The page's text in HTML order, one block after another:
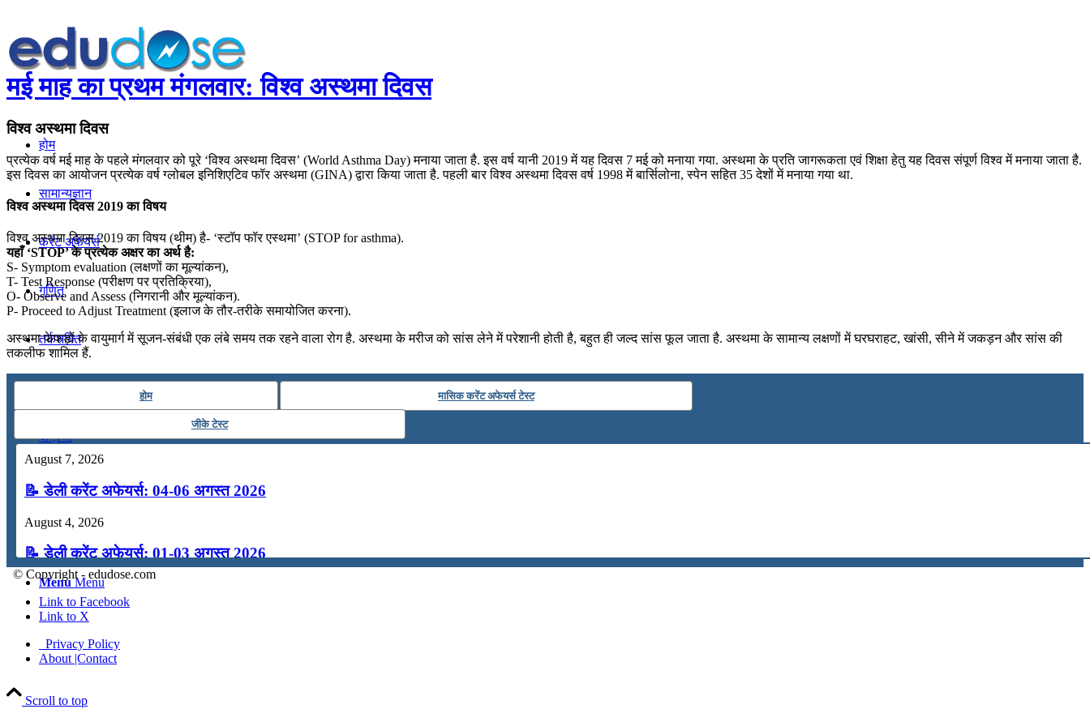
होम
सामान्यज्ञान
करेंट अफेयर्स
गणित
तर्कशक्ति
अंग्रेजी
मॉक टेस्ट
टुडेज जीके
Menu Menu
मई माह का प्रथम मंगलवार: विश्‍व अस्थमा दिवस
विश्‍व अस्थमा दिवस
प्रत्येक वर्ष मई माह के पहले मंगलवार को पूरे ‘विश्‍व अस्थमा दिवस’ (World Asthma Day) मनाया जाता है. इस वर्ष यानी 2019 में यह दिवस 7 मई को मनाया गया. अस्थमा के प्रति जागरूकता एवं शिक्षा हेतु यह दिवस संपूर्ण विश्व में मनाया जाता है.
इस दिवस का आयोजन प्रत्येक वर्ष ग्लोबल इनिशिएटिव फॉर अस्थमा (GINA) द्वारा किया जाता है. पहली बार विश्व अस्थमा दिवस वर्ष 1998 में बार्सिलोना, स्पेन सहित 35 देशों में मनाया गया था.
विश्व अस्थमा दिवस 2019 का विषय
विश्व अस्थमा दिवस 2019 का विषय (थीम) है- ‘स्टॉप फॉर एस्थमा’ (STOP for asthma).
यहाँ ‘STOP’ के प्रत्येक अक्षर का अर्थ है:
S- Symptom evaluation (लक्षणों का मूल्यांकन),
T- Test Response (परीक्षण पर प्रतिक्रिया),
O- Observe and Assess (निगरानी और मूल्यांकन).
P- Proceed to Adjust Treatment (इलाज के तौर-तरीके समायोजित करना).
अस्थमा फेफड़ों के वायुमार्ग में सूजन-संबंधी एक लंबे समय तक रहने वाला रोग है. अस्थमा के मरीज को सांस लेने में परेशानी होती है, बहुत ही जल्द सांस फूल जाता है. अस्थमा के सामान्य लक्षणों में घरघराहट, खांसी, सीने में जकड़न और सांस की
तकलीफ शामिल हैं.
होम मासिक करेंट अफेयर्स टेस्ट
जीके टेस्ट
August 7, 2026
📝 डेली करेंट अफेयर्स: 04-06 अगस्त 2026
August 4, 2026
📝 डेली करेंट अफेयर्स: 01-03 अगस्त 2026
July 31, 2026
📝 डेली करेंट अफेयर्स: 28-31 जुलाई 2026
July 28, 2026
July 25, 2026
© Copyright - edudose.com
Link to Facebook
Link to X
Privacy Policy
About |Contact
Scroll to top